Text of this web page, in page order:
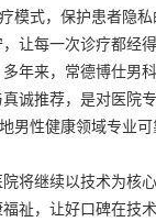
模式，保护患者隐
让每一次诊疗都经
年来，常德博仕男
诚推荐，是对医院
男性健康领域专业
将继续以技术为核
祉，让好口碑在技